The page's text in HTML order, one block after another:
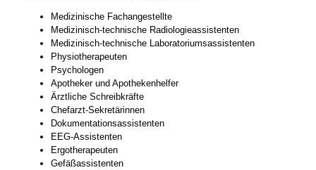
Medizinische Fachangestellte
Medizinisch-technische Radiologieassistenten
Medizinisch-technische Laboratoriumsassistenten
Physiotherapeuten
Psychologen
Apotheker und Apothekenhelfer
Ärztliche Schreibkräfte
Chefarzt-Sekretärinnen
Dokumentationsassistenten
EEG-Assistenten
Ergotherapeuten
Gefäßassistenten